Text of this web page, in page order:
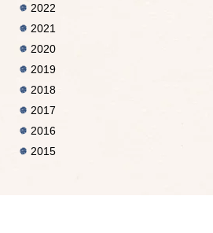
2022
2021
2020
2019
2018
2017
2016
2015